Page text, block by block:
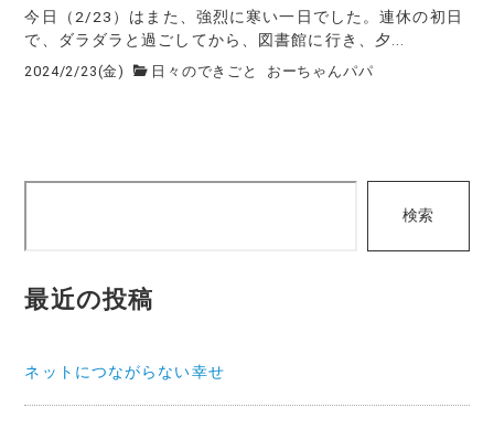
今日（2/23）はまた、強烈に寒い一日でした。連休の初日
で、ダラダラと過ごしてから、図書館に行き、夕...
2024/2/23(金) 日々のできごと おーちゃんパパ
検索
最近の投稿
ネットにつながらない幸せ